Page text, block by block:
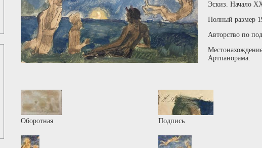
Эскиз. Начало
Полный размер
Авторство по
Артпанорама.
Оборотная Подпись